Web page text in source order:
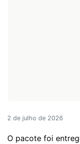
2 de julho de 2026
O pacote foi